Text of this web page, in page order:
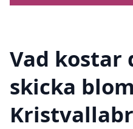
Vad kostar
skicka